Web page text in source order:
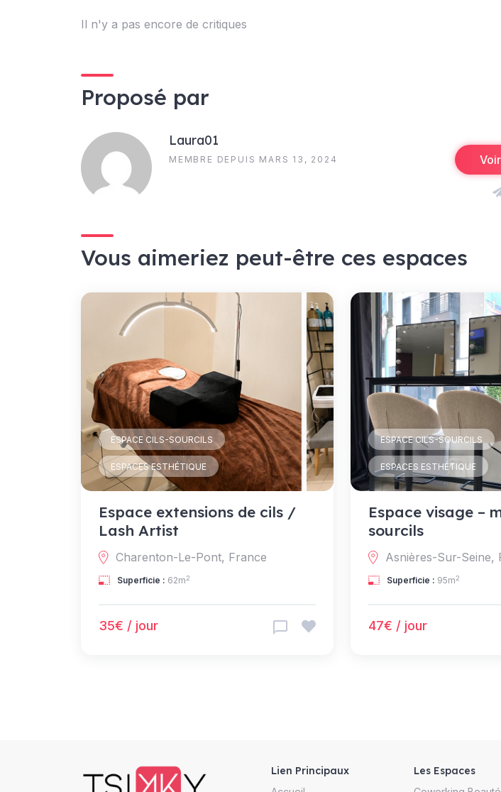
Il n'y a pas encore de critiques
Proposé par
Laura01
MEMBRE DEPUIS MARS 13, 2024
Vous aimeriez peut-être ces espaces
ESPACE CILS-SOURCILS
ESPACES ESTHÉTIQUE
Espace extensions de cils /
Lash Artist
Charenton-Le-Pont, France
Superficie : 62m2
35€ / jour
ESPACE CILS-SOURCILS
ESPACES ESTHÉTIQUE
Espace visage –
sourcils
Asnières-Sur-Seine,
Superficie : 95m2
47€ / jour
Lien Principaux Les Espaces